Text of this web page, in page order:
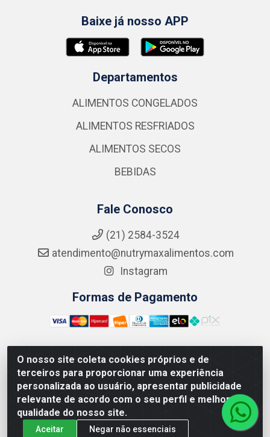
O nosso site coleta cookies próprios e de
terceiros para proporcionar uma experiência
personalizada ao usuário, apresentar publicidade
relevante de acordo com o seu perfil e melhorar a
qualidade do nosso site.
Aceitar Negar não essenciais
Baixe já nosso APP
Departamentos
ALIMENTOS CONGELADOS
ALIMENTOS RESFRIADOS
ALIMENTOS SECOS
BEBIDAS
Fale Conosco
(21) 2584-3524
atendimento@nutrymaxalimentos.com
Instagram
Formas de Pagamento
NUTRY MAX COMÉRCIO DE PRODUTOS ALIMENTICIOS
LTDA - RUA DO FEIJÃO, 721 PENHA CIRCULAR/RJ -
CNPJ: 15.796.122/0001-03